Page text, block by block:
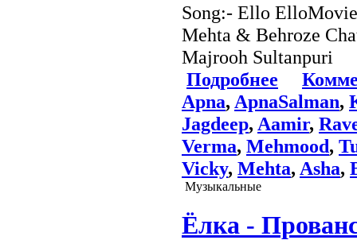
Song:- Ello
Mehta & Behroze
Majrooh Sultanpuri
Подробнее
Apna, ApnaSalman,
Jagdeep, Aamir,
Verma, Mehmood,
Vicky, Mehta, Asha,
Музыкальные
Ёлка -